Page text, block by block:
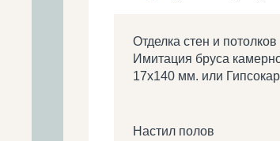
Отделка стен и потолков
Имитация бруса
17х140 мм. или
Настил полов